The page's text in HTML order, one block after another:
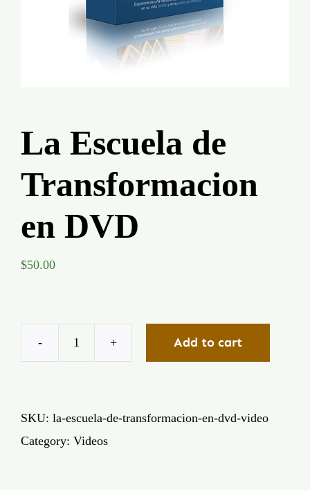
Global Conference
Donate
Contact Us
La Escuela de
Transformacion
en DVD
$50.00
Transformacion
en
Add to cart
SKU: la-escuela-de-transformacion-en-dvd-video
Category: Videos